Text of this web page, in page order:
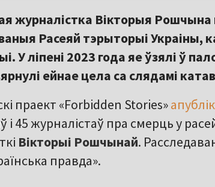
журналістка Вікторыя
Расеяй тэрыторыі Украіны,
У ліпені 2023 года яе ўзялі ў
ейнае цела са слядамі
праект «Forbidden Stories»
і 45 журналістаў пра смерць у
Вікторыі Рошчынай.
правда».